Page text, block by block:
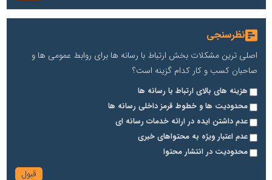
نظرسنجی
اصلی ترین مشکلات بخش ارتباط با رسانه ها برای روابط عمومی ها و
صاحبان کسب و کار کدام گزینه است؟
هزینه های بالای ارتباط با رسانه ها
محدودیت ها و خطوط قرمز داخلی رسانه ها
عدم داشتن ایده در ارائه خدمات رسانه ای
عدم اعتبار ویژه به محتواهای خبری
محدودیت در انتشار محتوا